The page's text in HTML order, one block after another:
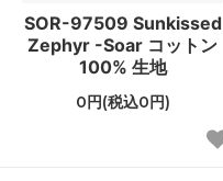
SOR-97509 Sunkissed
Zephyr -Soar コットン
100% 生地
0円(税込0円)